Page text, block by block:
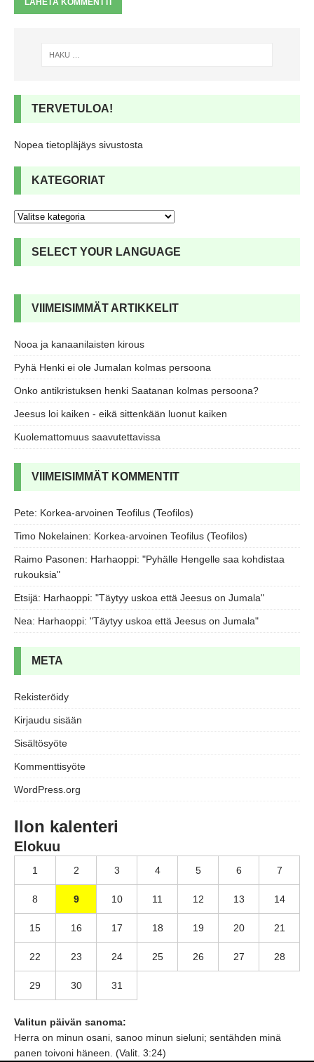
TERVETULOA!
Nopea tietopläjäys sivustosta
KATEGORIAT
SELECT YOUR LANGUAGE
VIIMEISIMMÄT ARTIKKELIT
Nooa ja kanaanilaisten kirous
Pyhä Henki ei ole Jumalan kolmas persoona
Onko antikristuksen henki Saatanan kolmas persoona?
Jeesus loi kaiken - eikä sittenkään luonut kaiken
Kuolemattomuus saavutettavissa
VIIMEISIMMÄT KOMMENTIT
Pete: Korkea-arvoinen Teofilus (Teofilos)
Timo Nokelainen: Korkea-arvoinen Teofilus (Teofilos)
Raimo Pasonen: Harhaoppi: "Pyhälle Hengelle saa kohdistaa
rukouksia"
Etsijä: Harhaoppi: "Täytyy uskoa että Jeesus on Jumala"
Nea: Harhaoppi: "Täytyy uskoa että Jeesus on Jumala"
META
Rekisteröidy
Kirjaudu sisään
Sisältösyöte
Kommenttisyöte
WordPress.org
Ilon kalenteri
Elokuu
1 2 3 4 5 6 7
8 9 10 11 12 13 14
15 16 17 18 19 20 21
22 23 24 25 26 27 28
29 30 31
Valitun päivän sanoma:
Herra on minun osani, sanoo minun sieluni; sentähden minä
panen toivoni häneen. (Valit. 3:24)